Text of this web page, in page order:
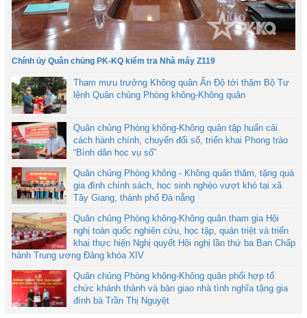
Chính ủy Quân chủng PK-KQ kiểm tra Nhà máy Z119
Tham mưu trưởng Không quân Ấn Độ tới thăm Bộ Tư
lệnh Quân chủng Phòng không-Không quân
Quân chủng Phòng không-Không quân tập huấn cải
cách hành chính, chuyển đổi số, triển khai Phong trào
“Bình dân học vụ số”
Quân chủng Phòng không - Không quân thăm, tặng quà
gia đình chính sách, học sinh nghèo vượt khó tại xã
Tây Giang, thành phố Đà nẵng
Quân chủng Phòng không-Không quân tham gia Hội
nghị toàn quốc nghiên cứu, học tập, quán triệt và triển
khai thực hiện Nghị quyết Hội nghị lần thứ ba Ban Chấp
hành Trung ương Đảng khóa XIV
Quân chủng Phòng không-Không quân phối hợp tổ
chức khánh thành và bàn giao nhà tình nghĩa tặng gia
đình bà Trần Thị Nguyệt